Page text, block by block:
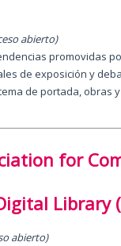
abierto)
promovidas
de exposición y
de portada, obras
for
Library
abierto)